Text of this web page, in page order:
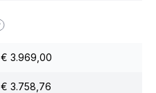
€ 3.969,00
€ 3.758,76